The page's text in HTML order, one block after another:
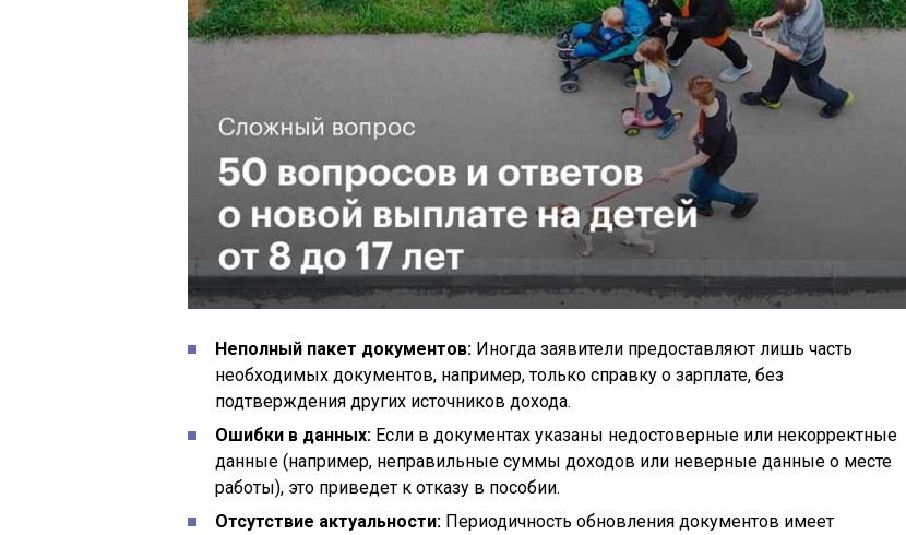
Неполный пакет документов: Иногда заявители предоставляют лишь часть
необходимых документов, например, только справку о зарплате, без
подтверждения других источников дохода.
Ошибки в данных: Если в документах указаны недостоверные или некорректные
данные (например, неправильные суммы доходов или неверные данные о месте
работы), это приведет к отказу в пособии.
Отсутствие актуальности: Периодичность обновления документов имеет